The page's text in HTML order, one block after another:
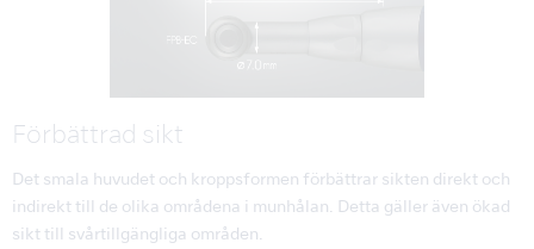
Förbättrad sikt
Det smala huvudet och kroppsformen förbättrar sikten direkt och
indirekt till de olika områdena i munhålan. Detta gäller även ökad
sikt till svårtillgängliga områden.